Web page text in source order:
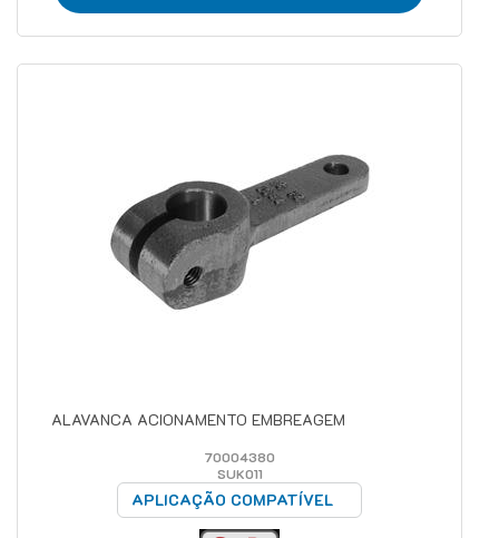
ALAVANCA ACIONAMENTO EMBREAGEM
70004380
SUK011
APLICAÇÃO COMPATÍVEL